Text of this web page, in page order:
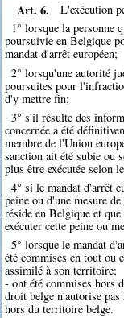
Art. 6.
L'exécution
1° lorsque la personne
poursuivie en Belgique
mandat d'arrêt européen;
2° lorsqu'une autorité
poursuites pour
d'y mettre fin;
3° s'il résulte des
concernée a été
membre de l'Union
sanction ait été subie ou
plus être exécutée selon
4° si le mandat d'arrêt
peine ou d'une mesure
réside en Belgique et
exécuter cette peine ou
5° lorsque le mandat
été commises en tout ou
assimilé à son territoire;
- ont été commises hors
droit belge n'autorise
hors du territoire belge.